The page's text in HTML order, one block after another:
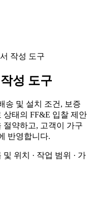
작성 도구
성 도구
송 및 설치 조건, 보증
상태의 FF&E 입찰 제안
절약하고, 고객이 가구
반영합니다.
위치 · 작업 범위 · 가